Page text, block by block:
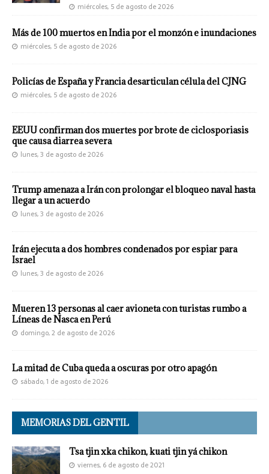
miércoles, 5 de agosto de 2026
Más de 100 muertos en India por el monzón e inundaciones
miércoles, 5 de agosto de 2026
Policías de España y Francia desarticulan célula del CJNG
miércoles, 5 de agosto de 2026
EEUU confirman dos muertes por brote de ciclosporiasis
que causa diarrea severa
lunes, 3 de agosto de 2026
Trump amenaza a Irán con prolongar el bloqueo naval hasta
llegar a un acuerdo
lunes, 3 de agosto de 2026
Irán ejecuta a dos hombres condenados por espiar para
Israel
lunes, 3 de agosto de 2026
Mueren 13 personas al caer avioneta con turistas rumbo a
Líneas de Nasca en Perú
domingo, 2 de agosto de 2026
La mitad de Cuba queda a oscuras por otro apagón
sábado, 1 de agosto de 2026
MEMORIAS DEL GENTIL
Tsa tjin xka chikon, kuati tjin yá chikon
viernes, 6 de agosto de 2021